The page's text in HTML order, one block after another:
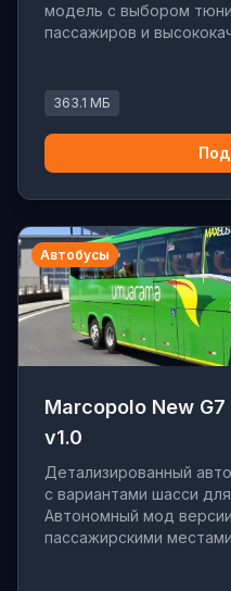
модель с выбором
пассажиров и
363.1 МБ
Автобусы
Marcopolo New
v1.0
Детализированный
с вариантами шасси
Автономный мод
пассажирскими